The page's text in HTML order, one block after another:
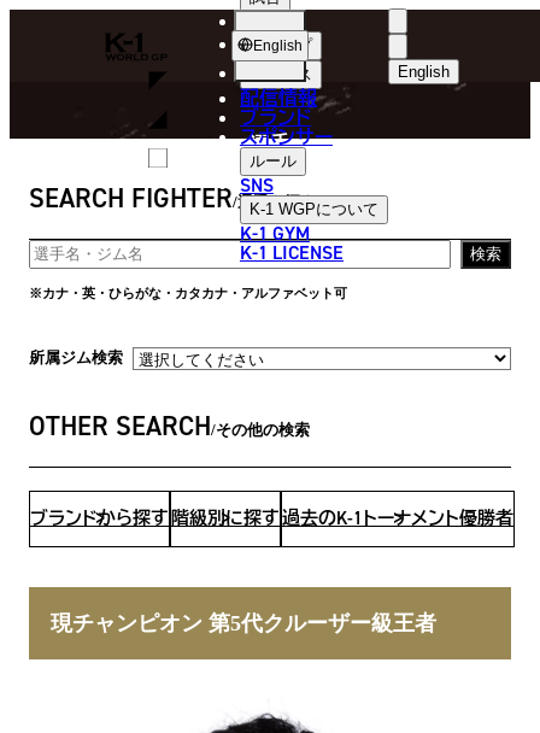
K-
WGP
English
中文（简体
ショップ
ニュース
配信情報
ブランド
スポンサー
ルール
SNS
K-1 WGPについて
K-1 GYM
K-1 LICENSE
English
FIGHTER
選手
SEARCH FIGHTER 選手を探す
検索
※カナ・英・ひらがな・カタカナ・アルファベット可
所属ジム検索
OTHER SEARCH その他の検索
ブランドから探す 階級別に探す過去のK-1トーナメント優勝者
現チャンピオン 第5代クルーザー級王者